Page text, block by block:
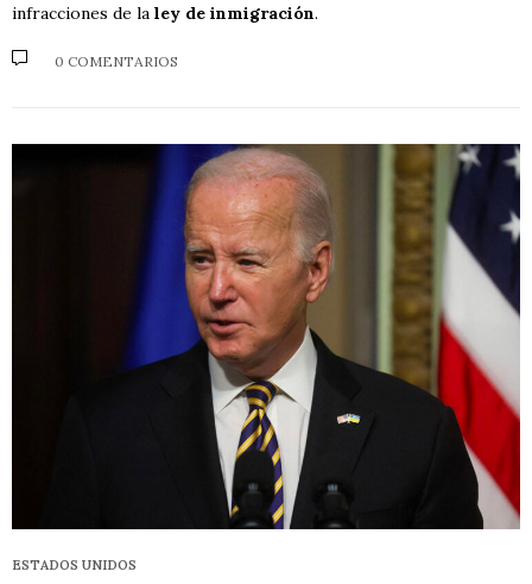
infracciones de la ley de inmigración.
0 COMENTARIOS
ESTADOS UNIDOS